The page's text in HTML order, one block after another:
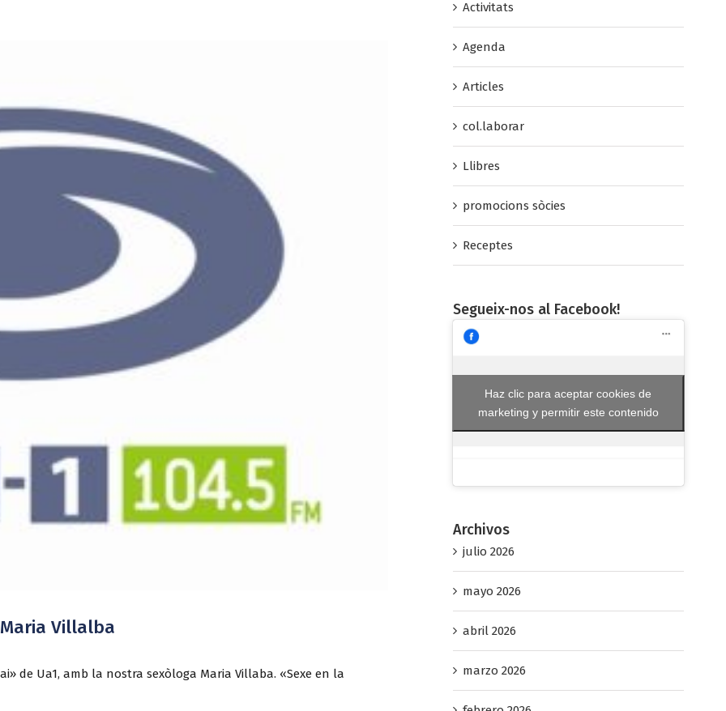
Villalba
de Ua1, amb la nostra sexòloga Maria Villaba. «Sexe en la
Activitats
Agenda
Articles
col.laborar
Llibres
promocions sòcies
Receptes
Segueix-nos al Facebook!
Haz clic para aceptar cookies de
marketing y permitir este contenido
Archivos
julio 2026
mayo 2026
abril 2026
marzo 2026